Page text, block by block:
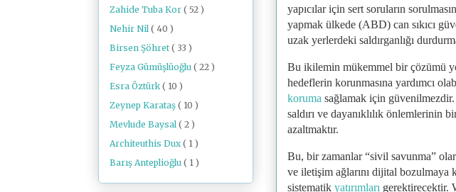
yapıcılar için sert soruların
yapmak ülkede (ABD) can sıkıcı
uzak yerlerdeki saldırganlığı
Bu ikilemin mükemmel bir çözümü
hedeflerin korunmasına yardımcı
koruma sağlamak için
saldırı ve dayanıklılık önlemlerinin
azaltmaktır.
Bu, bir zamanlar “sivil savunma”
ve iletişim ağlarını dijital bozulmaya
sistematik yatırımları gerektirecektir.
Zahide Tuba Kor ( 52 )
Nehir Nil ( 40 )
Birsen Şöhret( 33 )
Feyza Gümüşlüoğlu ( 22 )
Esra Öztürk( 10 )
Zeynep Karataş ( 10 )
Mevlude Baysal ( 2 )
Architeuthis Dux ( 1 )
Barış Anteplioğlu ( 1 )